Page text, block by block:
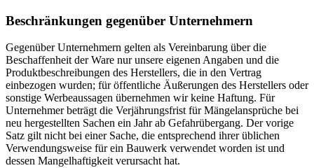
Beschränkungen gegenüber Unternehmern
Gegenüber Unternehmern gelten als Vereinbarung über die
Beschaffenheit der Ware nur unsere eigenen Angaben und die
Produktbeschreibungen des Herstellers, die in den Vertrag
einbezogen wurden; für öffentliche Äußerungen des Herstellers oder
sonstige Werbeaussagen übernehmen wir keine Haftung. Für
Unternehmer beträgt die Verjährungsfrist für Mängelansprüche bei
neu hergestellten Sachen ein Jahr ab Gefahrübergang. Der vorige
Satz gilt nicht bei einer Sache, die entsprechend ihrer üblichen
Verwendungsweise für ein Bauwerk verwendet worden ist und
dessen Mangelhaftigkeit verursacht hat.